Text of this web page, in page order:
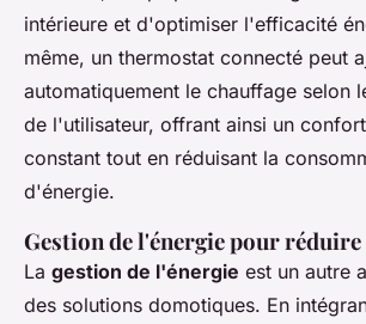
intérieure et d'optimiser l'efficacité
même, un thermostat connecté peut
automatiquement le chauffage selon
de l'utilisateur, offrant ainsi un
constant tout en réduisant la
d'énergie.
Gestion de l'énergie pour réduire
La gestion de l'énergie est un autre
des solutions domotiques. En